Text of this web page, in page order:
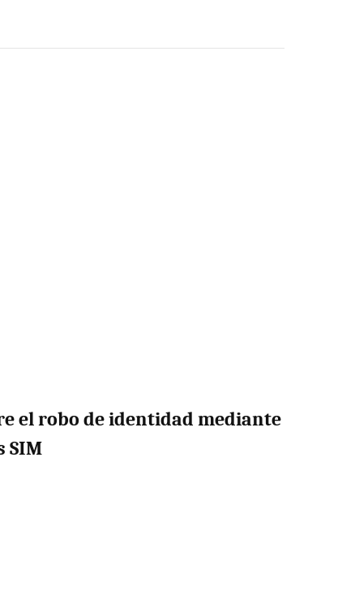
el robo de identidad mediante
SIM